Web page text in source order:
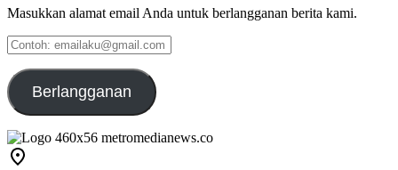
Masukkan alamat email Anda untuk berlangganan berita kami.
Contoh:
emailaku@gmail.com
Berlangganan